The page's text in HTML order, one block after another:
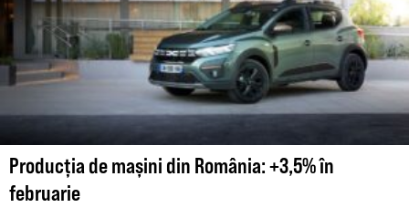
Producția de mașini din România: +3,5% în
februarie